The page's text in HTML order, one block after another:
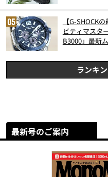
【G-SHOCK
ビティマスタ
B3000」最新
ランキ
最新号のご案内